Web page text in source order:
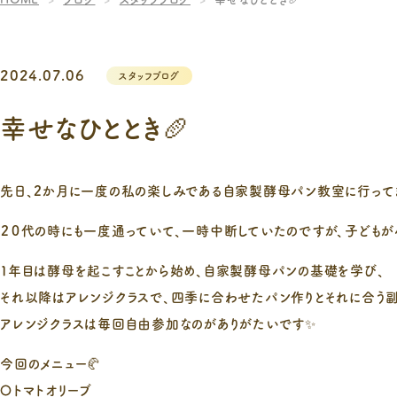
2024.07.06 スタッフブログ
幸せなひととき🥖
先日、2か月に一度の私の楽しみである自家製酵母パン教室に行って
２０代の時にも一度通っていて、一時中断していたのですが、子ども
１年目は酵母を起こすことから始め、自家製酵母パンの基礎を学び、
それ以降はアレンジクラスで、四季に合わせたパン作りとそれに合
アレンジクラスは毎回自由参加なのがありがたいです✨
今回のメニュー🥐
〇トマトオリーブ